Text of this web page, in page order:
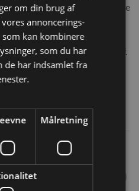
nemt for din kanin at komme
trappe i træ fra det nederste
hvilket giver en del mere
da top delen kan tages af.
om din brug af
annoncerings-
som kan kombinere
som du har
de har indsamlet fra
Målretning